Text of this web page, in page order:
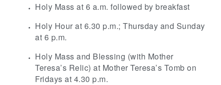
Holy Mass at 6 a.m. followed by breakfast
Holy Hour at 6.30 p.m.; Thursday and Sunday
at 6 p.m.
Holy Mass and Blessing (with Mother
Teresa’s Relic) at Mother Teresa’s Tomb on
Fridays at 4.30 p.m.